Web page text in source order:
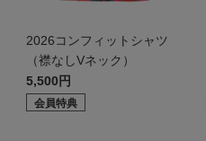
2026コンフィットシャツ
（襟なしVネック）
5,500円
会員特典